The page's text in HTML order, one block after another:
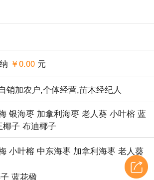
￥0.00元
销加农户,个体经营,苗木经纪人
银海枣 加拿利海枣 老人葵 小叶榕 蓝
子 布迪椰子
小叶榕 中东海枣 加拿利海枣 老人葵
蓝花楹